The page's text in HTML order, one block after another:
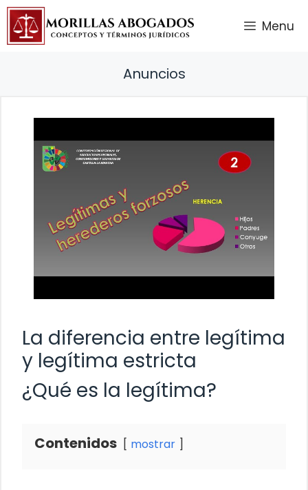
Saltar
contenido
Menu
Anuncios
La diferencia entre legítima
y legítima estricta
¿Qué es la legítima?
Contenidos mostrar